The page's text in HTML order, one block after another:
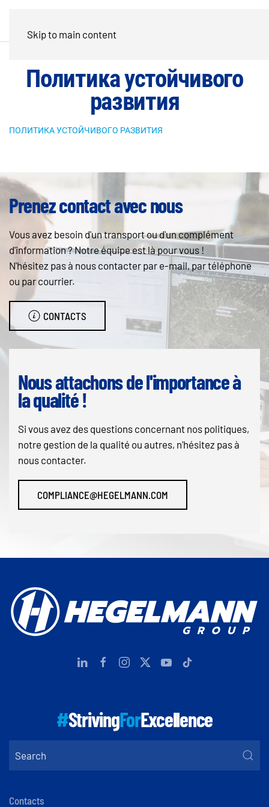
Skip to main content
Политика устойчивого
развития
ПОЛИТИКА УСТОЙЧИВОГО РАЗВИТИЯ
Prenez contact avec nous
Vous avez besoin d'un transport ou d'un complément
d'information ? Notre équipe est là pour vous !
N'hésitez pas à nous contacter par e-mail, par téléphone
ou par courrier.
CONTACTS
Nous attachons de l'importance à
la qualité !
Si vous avez des questions concernant nos politiques,
notre gestion de la qualité ou autres, n'hésitez pas à
nous contacter.
COMPLIANCE@HEGELMANN.COM
#StrivingForExcellence
Contacts